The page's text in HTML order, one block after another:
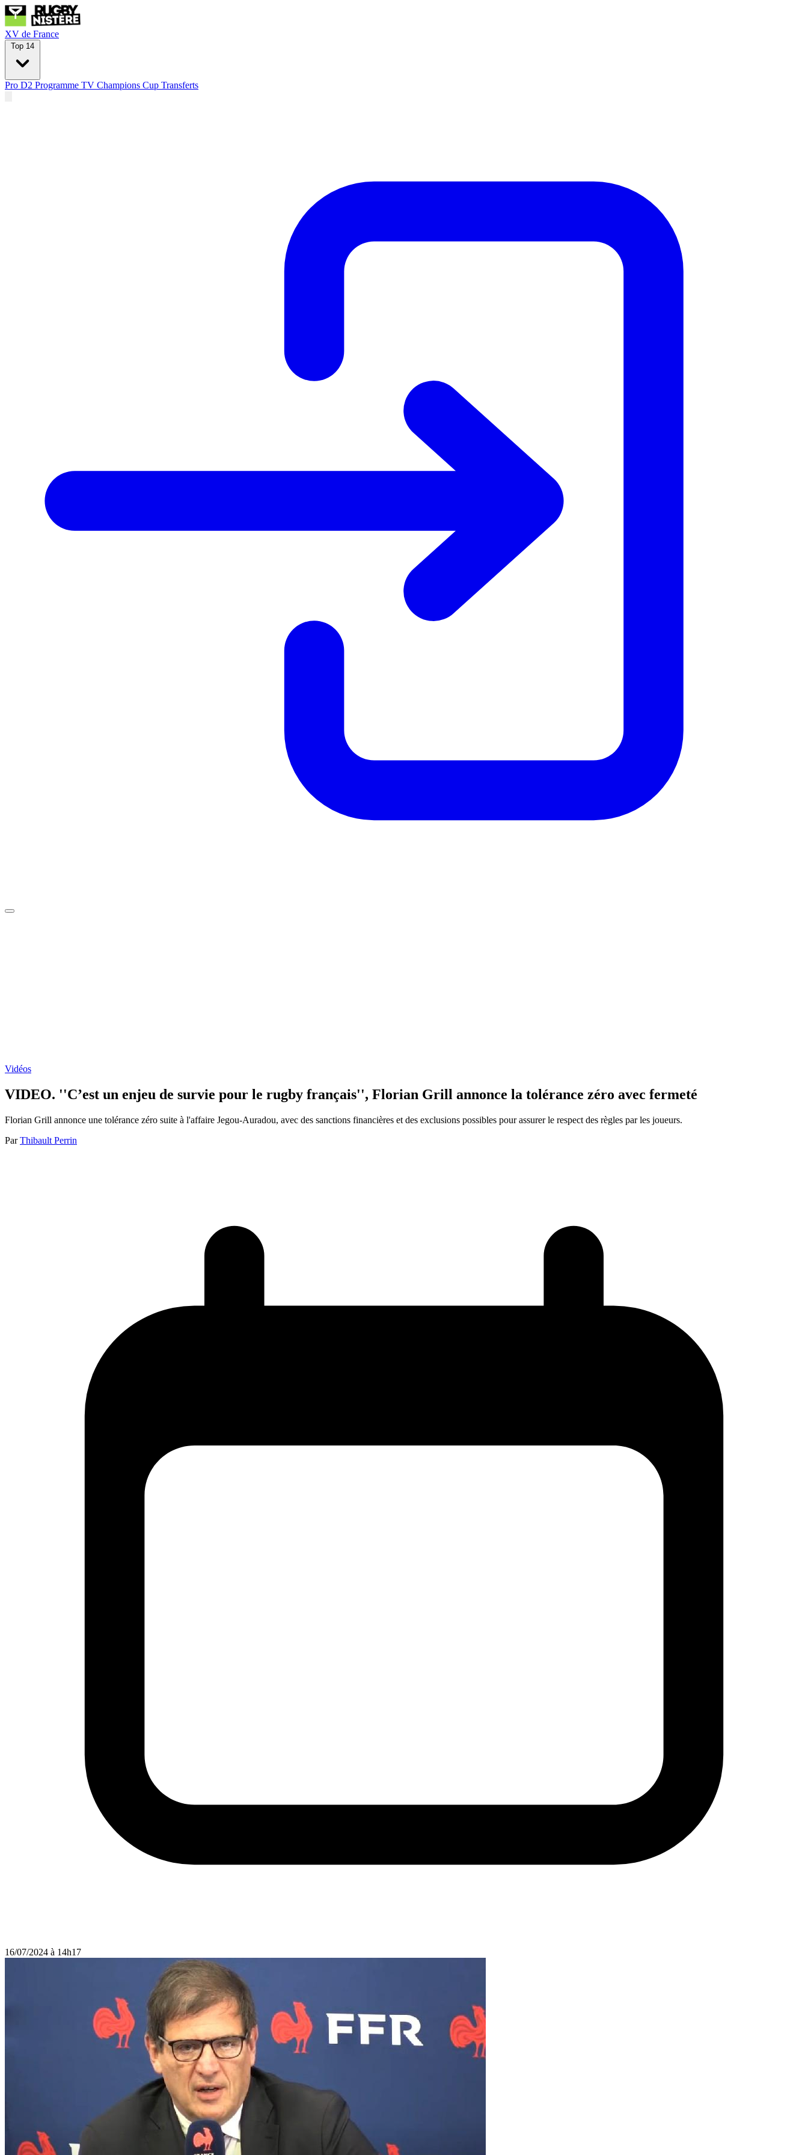
XV de France
Top 14
Pro D2 Programme TV Champions Cup Transferts
Vidéos
VIDEO. ''C’est un enjeu de survie pour le rugby français'', Florian Grill annonce la tolérance zéro avec fermeté
Florian Grill annonce une tolérance zéro suite à l'affaire Jegou-Auradou, avec des sanctions financières et des exclusions possibles pour assurer le respect des règles par les joueurs.
Par Thibault Perrin
16/07/2024 à 14h17